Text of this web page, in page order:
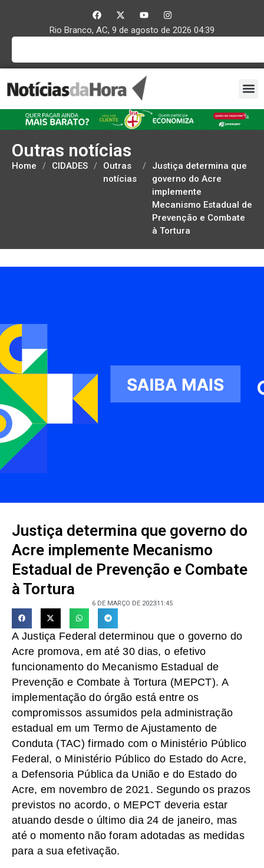
Rio Branco, AC, 9 de agosto de 2026 04:39
Outras notícias
Home / CIDADES /
Outras
notícias
/
Justiça determina que
governo do Acre
implemente
Mecanismo Estadual de
Prevenção e Combate
à Tortura
Justiça determina que governo do
Acre implemente Mecanismo
Estadual de Prevenção e Combate
à Tortura
6 DE MARÇO DE 202311:45
A Justiça Federal determinou que o governo do
Acre promova, em até 30 dias, o efetivo
funcionamento do Mecanismo Estadual de
Prevenção e Combate à Tortura (MEPCT). A
implementação do órgão está entre os
compromissos assumidos pela administração
estadual em um Termo de Ajustamento de
Conduta (TAC) firmado com o Ministério Público
Federal, o Ministério Público do Estado do Acre,
a Defensoria Pública da União e do Estado do
Acre, em novembro de 2021. Segundo os prazos
previstos no acordo, o MEPCT deveria estar
atuando desde o último dia 24 de janeiro, mas
até o momento não foram adotadas as medidas
para a sua efetivação.